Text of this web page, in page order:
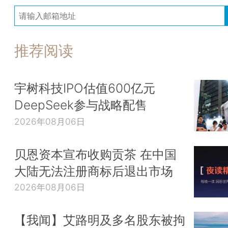
推荐阅读
宇树科技IPO估值600亿元
DeepSeek参与战略配售
2026年08月06日
贝恩资本宣布收购贡茶 在中国
大陆无法注册商标后退出市场
2026年08月06日
【我闻】艾路明及多名股东被拘